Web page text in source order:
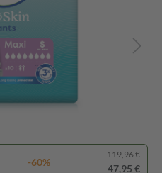
-60%
119,96 €
47,95 €